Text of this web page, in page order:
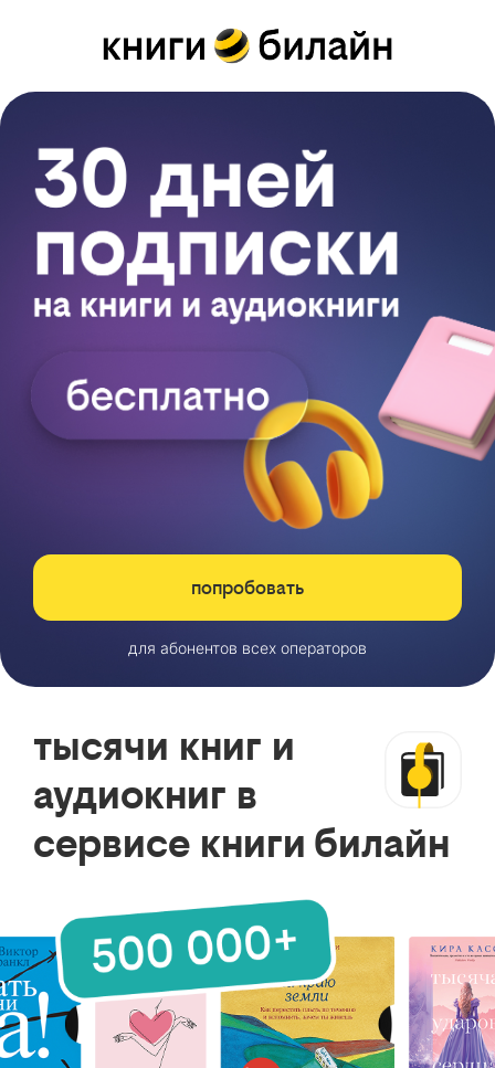
попробовать
для абонентов всех операторов
тысячи книг и
аудиокниг в
сервисе книги билайн